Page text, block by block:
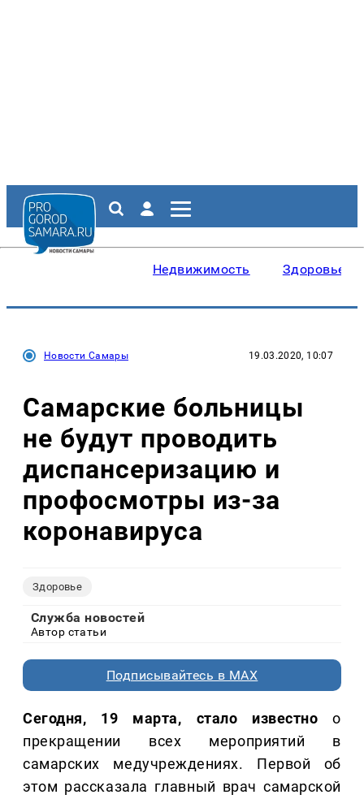
Недвижимость Здоровье
Новости Самары 19.03.2020, 10:07
Самарские больницы
не будут проводить
диспансеризацию и
профосмотры из-за
коронавируса
Здоровье
Служба новостей
Автор статьи
Подписывайтесь в MAX
Сегодня, 19 марта, стало известно о
прекращении всех мероприятий в
самарских медучреждениях. Первой об
этом рассказала главный врач самарской